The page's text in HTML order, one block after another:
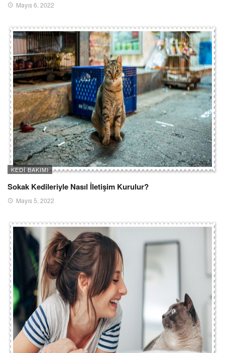
Mayıs 6, 2022
KEDI BAKIMI
Sokak Kedileriyle Nasıl İletişim Kurulur?
Mayıs 5, 2022